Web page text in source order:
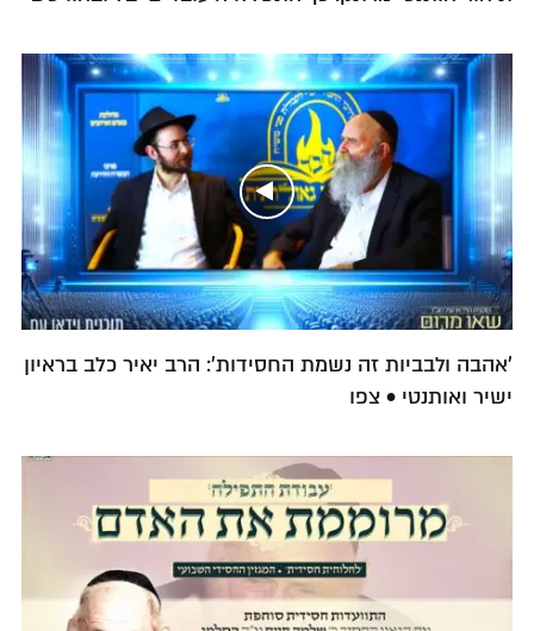
'אהבה ולבביות זה נשמת החסידות': הרב יאיר כלב בראיון
ישיר ואותנטי • צפו